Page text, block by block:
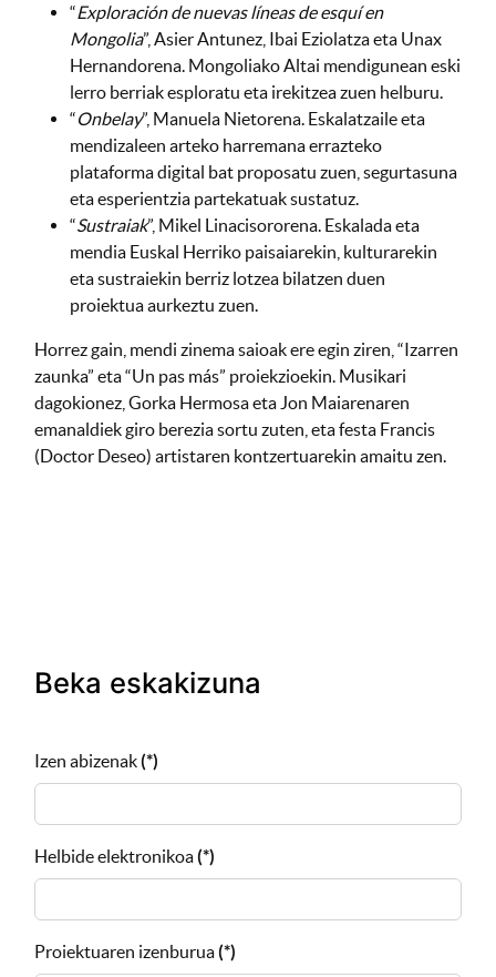
“Exploración de nuevas líneas de esquí en
Mongolia”, Asier Antunez, Ibai Eziolatza eta Unax
Hernandorena. Mongoliako Altai mendigunean eski
lerro berriak esploratu eta irekitzea zuen helburu.
“Onbelay”, Manuela Nietorena. Eskalatzaile eta
mendizaleen arteko harremana errazteko
plataforma digital bat proposatu zuen, segurtasuna
eta esperientzia partekatuak sustatuz.
“Sustraiak”, Mikel Linacisororena. Eskalada eta
mendia Euskal Herriko paisaiarekin, kulturarekin
eta sustraiekin berriz lotzea bilatzen duen
proiektua aurkeztu zuen.
Horrez gain, mendi zinema saioak ere egin ziren, “Izarren
zaunka” eta “Un pas más” proiekzioekin. Musikari
dagokionez, Gorka Hermosa eta Jon Maiarenaren
emanaldiek giro berezia sortu zuten, eta festa Francis
(Doctor Deseo) artistaren kontzertuarekin amaitu zen.
Beka eskakizuna
Izen abizenak(*)
Helbide elektronikoa(*)
Proiektuaren izenburua(*)